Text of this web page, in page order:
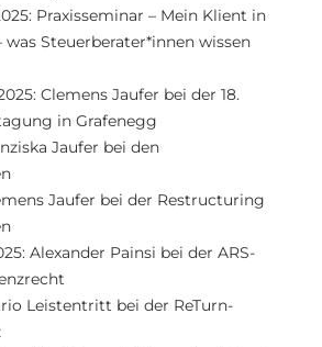
Praxisseminar – Mein Klient in
was Steuerberater*innen wissen
Clemens Jaufer bei der 18.
in Grafenegg
Jaufer bei den
Jaufer bei der Restructuring
Alexander Painsi bei der ARS-
Leistentritt bei der ReTurn-